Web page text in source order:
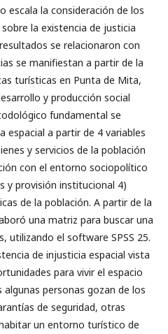
la consideración de los
la existencia de justicia
se relacionaron con
se manifiestan a partir de la
turísticas en Punta de Mita,
y producción social
fundamental se
espacial a partir de 4 variables
y servicios de la población
con el entorno sociopolítico
y provisión institucional 4)
de la población. A partir de la
una matriz para buscar una
utilizando el software SPSS 25.
de injusticia espacial vista
para vivir el espacio
personas gozan de los
de seguridad, otras
un entorno turístico de